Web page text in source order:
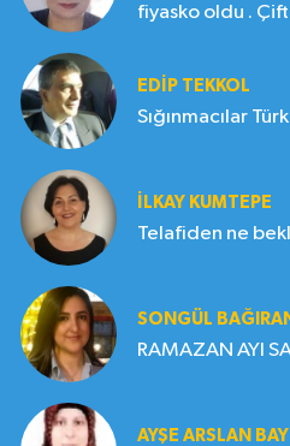
fiyasko oldu .
EDIP TEKKOL
Sığınmacılar
İLKAY KUMTEPE
Telafiden ne
SONGÜL
RAMAZAN AYI
AYŞE ARSLAN BAY